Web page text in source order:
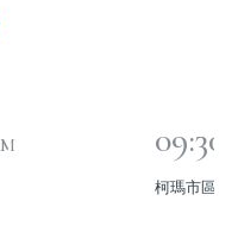
09:30
柯瑪市區觀